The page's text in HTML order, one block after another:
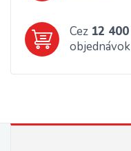
Cez 12 400
objednávok